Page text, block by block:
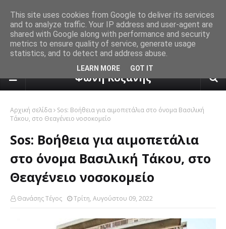
πρόγνωση καιρού από το
Φωνή Κοζάνης
Αρχική σελίδα
Sos: Βοήθεια για αιμοπετάλια στο όνομα Βασιλική
Τάκου, στο Θεαγένειο νοσοκομείο
Sos: Βοήθεια για αιμοπετάλια
στο όνομα Βασιλική Τάκου, στο
Θεαγένειο νοσοκομείο
Θανάσης Τέγος Τρίτη, Αυγούστου 09, 2022
This site uses cookies from Google to deliver its services
and to analyze traffic. Your IP address and user-agent are
shared with Google along with performance and security
metrics to ensure quality of service, generate usage
statistics, and to detect and address abuse.
LEARN MORE GOT IT